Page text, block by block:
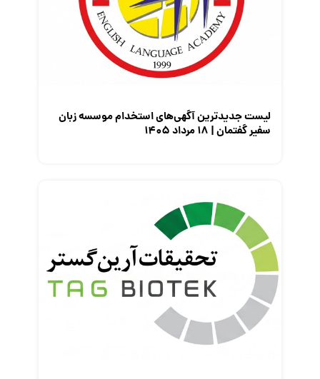
معرفی شرکت ها
معرفی متخصصان منابع انسانی
لیست جدیدترین آگهی‌های استخدام موسسه زبان
سفیر گفتمان | ۱۸ مرداد ۱۴۰۵